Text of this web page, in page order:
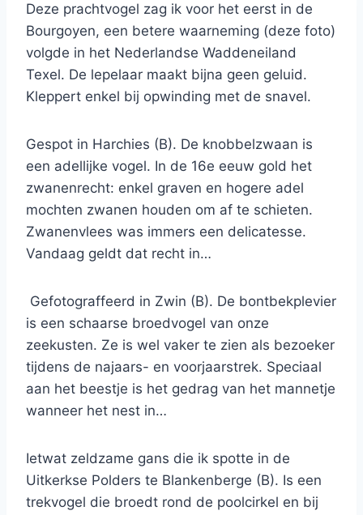
Deze prachtvogel zag ik voor het eerst in de
Bourgoyen, een betere waarneming (deze foto)
volgde in het Nederlandse Waddeneiland
Texel. De lepelaar maakt bijna geen geluid.
Kleppert enkel bij opwinding met de snavel.
Gespot in Harchies (B). De knobbelzwaan is
een adellijke vogel. In de 16e eeuw gold het
zwanenrecht: enkel graven en hogere adel
mochten zwanen houden om af te schieten.
Zwanenvlees was immers een delicatesse.
Vandaag geldt dat recht in…
Gefotograffeerd in Zwin (B). De bontbekplevier
is een schaarse broedvogel van onze
zeekusten. Ze is wel vaker te zien als bezoeker
tijdens de najaars- en voorjaarstrek. Speciaal
aan het beestje is het gedrag van het mannetje
wanneer het nest in…
Ietwat zeldzame gans die ik spotte in de
Uitkerkse Polders te Blankenberge (B). Is een
trekvogel die broedt rond de poolcirkel en bij